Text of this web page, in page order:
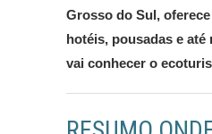
Grosso do Sul,
hotéis, pousadas e
vai conhecer o